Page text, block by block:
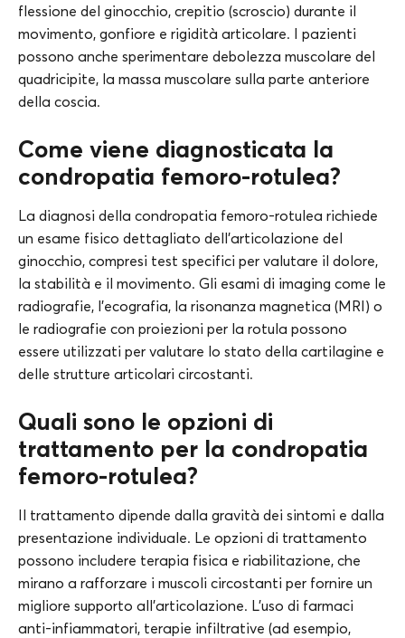
flessione del ginocchio, crepitio (scroscio) durante il
movimento, gonfiore e rigidità articolare. I pazienti
possono anche sperimentare debolezza muscolare del
quadricipite, la massa muscolare sulla parte anteriore
della coscia.
Come viene diagnosticata la
condropatia femoro-rotulea?
La diagnosi della condropatia femoro-rotulea richiede
un esame fisico dettagliato dell’articolazione del
ginocchio, compresi test specifici per valutare il dolore,
la stabilità e il movimento. Gli esami di imaging come le
radiografie, l’ecografia, la risonanza magnetica (MRI) o
le radiografie con proiezioni per la rotula possono
essere utilizzati per valutare lo stato della cartilagine e
delle strutture articolari circostanti.
Quali sono le opzioni di
trattamento per la condropatia
femoro-rotulea?
Il trattamento dipende dalla gravità dei sintomi e dalla
presentazione individuale. Le opzioni di trattamento
possono includere terapia fisica e riabilitazione, che
mirano a rafforzare i muscoli circostanti per fornire un
migliore supporto all’articolazione. L’uso di farmaci
anti-infiammatori, terapie infiltrative (ad esempio,